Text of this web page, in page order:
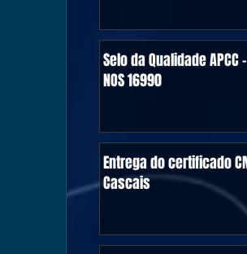
Selo da Qualidade APCC -
NOS 16990
Entrega do certificado
Cascais